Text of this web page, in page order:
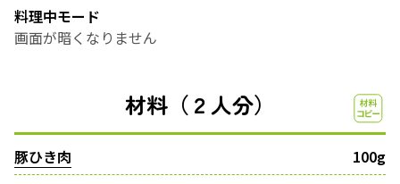
料理中モード
画面が暗くなりません
材料（２人分）
豚ひき肉
100g